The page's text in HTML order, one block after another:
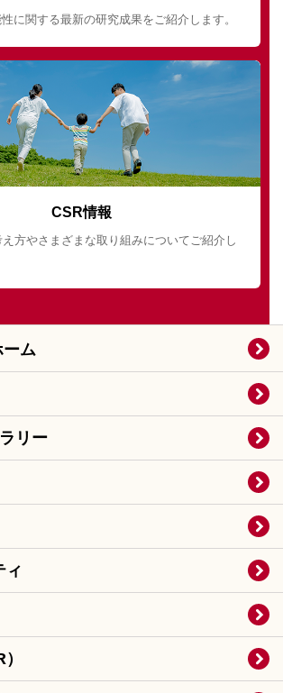
に関する最新の研究成果をご紹介します。
CSR情報
方やさまざまな取り組みについてご紹介し
ーム
リー
ィ